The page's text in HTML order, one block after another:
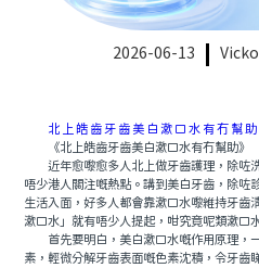
2026-06-13
北上皓齒牙齒美白漱口水有冇幫助
《北上皓齒牙齒美白漱口水有冇幫助》
近年愈嚟愈多人北上做牙齒護理，除咗
唔少港人關注嘅熱點。講到美白牙齒，除咗
生活入面，好多人都會靠漱口水嚟維持牙齒
漱口水」就有唔少人提起，咁究竟呢類漱口
首先要明白，美白漱口水嘅作用原理，
素，輕微分解牙齒表面嘅色素沈積，令牙齒